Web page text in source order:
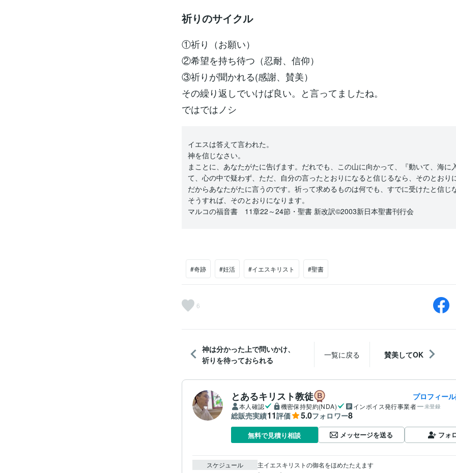
祈りのサイクル
①祈り（お願い）
②希望を持ち待つ（忍耐、信仰）
③祈りが聞かれる(感謝、賛美）
その繰り返しでいけば良い。と言ってましたね。
ではではノシ
イエスは答えて言われた。
神を信じなさい。
まことに、あなたがたに告げます。だれでも、この山に向かって、『動いて、海に
て、心の中で疑わず、ただ、自分の言ったとおりになると信じるなら、そのとおり
だからあなたがたに言うのです。祈って求めるものは何でも、すでに受けたと信じ
そうすれば、そのとおりになります。
マルコの福音書 11章22～24節・聖書 新改訳©2003新日本聖書刊行会
#奇跡 #妊活 #イエスキリスト #聖書
6
神は分かった上で問いかけ、
祈りを待っておられる
一覧に戻る 賛美してOK
とあるキリスト教徒 プロフィー
本人確認 機密保持契約(NDA) インボイス発行事業者 未登録
総販売実績11評価 5.0フォロワー8
無料で見積り相談 メッセージを送る フォ
スケジュール
主イエスキリストの御名をほめたたえます